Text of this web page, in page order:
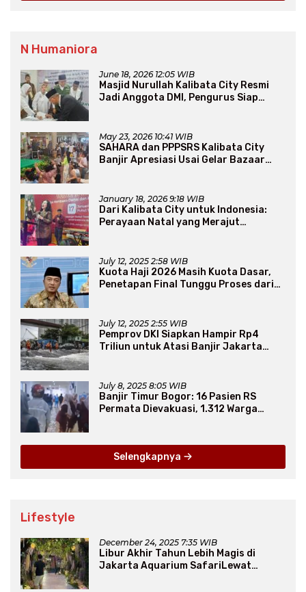
N Humaniora
June 18, 2026 12:05 WIB
Masjid Nurullah Kalibata City Resmi
Jadi Anggota DMI, Pengurus Siap
May 23, 2026 10:41 WIB
SAHARA dan PPPSRS Kalibata City
Banjir Apresiasi Usai Gelar Bazaar
January 18, 2026 9:18 WIB
Dari Kalibata City untuk Indonesia:
Perayaan Natal yang Merajut
July 12, 2025 2:58 WIB
Kuota Haji 2026 Masih Kuota Dasar,
Penetapan Final Tunggu Proses dari
July 12, 2025 2:55 WIB
Pemprov DKI Siapkan Hampir Rp4
Triliun untuk Atasi Banjir Jakarta
July 8, 2025 8:05 WIB
Banjir Timur Bogor: 16 Pasien RS
Permata Dievakuasi, 1.312 Warga
Selengkapnya
Lifestyle
December 24, 2025 7:35 WIB
Libur Akhir Tahun Lebih Magis di
Jakarta Aquarium SafariLewat